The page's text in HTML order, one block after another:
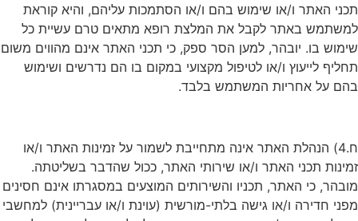
תכני האתר ו/או שימוש בהם ו/או הסתמכות עליהם, והיא קוראת
למשתמש באתר לקבל את המלצת רופא מתאים טרם עשיית כל
שימוש בו. יובהר, למען הסר ספק, כי תכני האתר אינם מהווים משום
תחליף לייעוץ ו/או לטיפול מקצועי במקום בו הם נדרשים ושימוש
בהם על אחריות המשתמש בלבד.
ח.4) הנהלת האתר אינה מתחייבת לשמור על זמינות האתר ו/או
זמינות תכני האתר ו/או שירותי האתר, ככול שהדבר בשליטתה.
מובהר, כי האתר, תכניו והשירותים המוצעים במסגרתו אינם חסינים
מפני חדירה ו/או גישה בלתי-מורשית (עוינת ו/או עבריינית) למחשבי